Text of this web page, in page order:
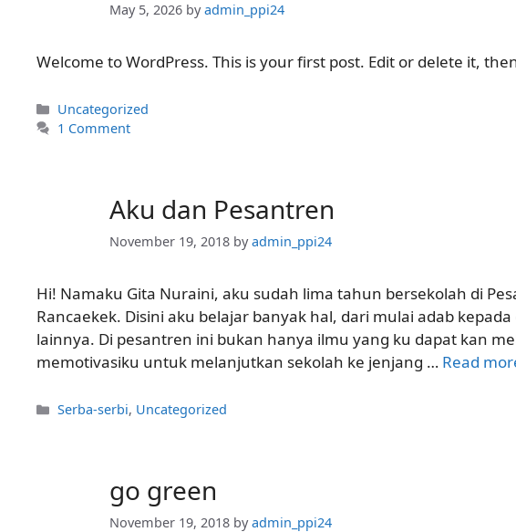
May 5, 2026 byadmin_ppi24
Welcome to WordPress. This is your first post. Edit or delete it,
Categories
Uncategorized
1 Comment
Aku dan Pesantren
November 19, 2018 byadmin_ppi24
Hi! Namaku Gita Nuraini, aku sudah lima tahun bersekolah di
Rancaekek. Disini aku belajar banyak hal, dari mulai adab
lainnya. Di pesantren ini bukan hanya ilmu yang ku dapat kan
memotivasiku untuk melanjutkan sekolah ke jenjang … Read
Categories
Serba-serbi, Uncategorized
go green
November 19, 2018 byadmin_ppi24